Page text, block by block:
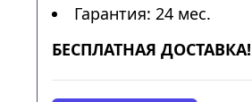
Гарантия: 24 мес.
БЕСПЛАТНАЯ ДОСТАВКА!